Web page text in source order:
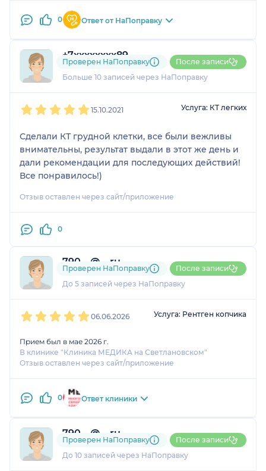
повторно запрашивать на следующий день по
телефону потому что оно так и не пришло на
Цена тут и фактическая отличаются: 3700, а не
3200
0 Ответ от НаПоправку
+7xxxxxxxx89
2 отзыва
Больше 10 записей через НаПоправку
Проверен НаПоправку После записи
15.10.2021 Услуга: КТ легких
Сделали КТ грудной клетки, все были вежливы
внимательны, результат выдали в этот же день и
дали рекомендации для последующих действий!
Все понравилось!)
Отзыв оставлен через сайт/приложение
0
790....@....ru
1 оценка
До 5 записей через НаПоправку
Проверен НаПоправку После записи
06.06.2026 Услуга: Рентген копчика
Прием был в мае 2026 г.
В клинике "Клиника МЕДИКА на Светлановском"
Отзыв оставлен через сайт/приложение
0 Ответ клиники
790....@....ru
1 отзыви1 оценка
До 10 записей через НаПоправку
Проверен НаПоправку После записи